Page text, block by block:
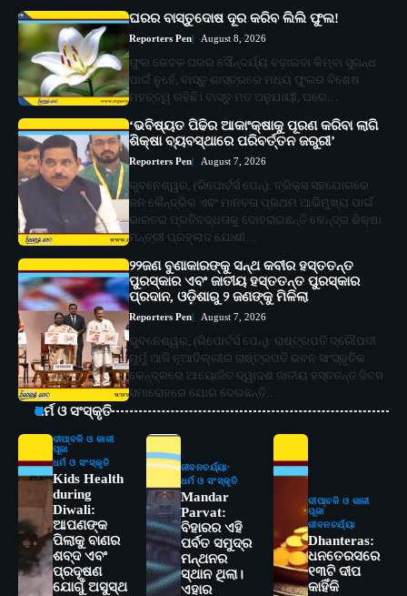
ଘରର ବାସ୍ତୁଦୋଷ ଦୂର କରିବ ଲିଲି ଫୁଲ!
Reporters Pen August 8, 2026
ଫୁଲ କେବଳ ଘରର ସୌନ୍ଦର୍ଯ୍ୟ ବଢ଼ାଇବା କିମ୍ବା ସୁଗନ୍ଧ
ପାଇଁ ନୁହେଁ, ବାସ୍ତୁ ଶାସ୍ତ୍ରରେ ମଧ୍ୟ ଫୁଲର ବିଶେଷ
ମହତ୍ତ୍ୱ ରହିଛି। ବାସ୍ତୁ ମତ ଅନୁଯାୟୀ, ଘରେ…
‘ଭବିଷ୍ୟତ ପିଢିର ଆକାଂକ୍ଷାକୁ ପୂରଣ କରିବା ଲାଗି
ଶିକ୍ଷା ବ୍ୟବସ୍ଥାରେ ପରିବର୍ତ୍ତନ ଜରୁରୀ’
Reporters Pen August 7, 2026
ଭୁବନେଶ୍ୱର, (ରିପୋର୍ଟର୍ସ ପେନ୍‌): ବ୍ରିକ୍ସ ସହଯୋଗରେ
ଜନ କୈନ୍ଦ୍ରିକ ଏବଂ ମାନବତା ପ୍ରଥମ ଆଭିମୁଖ୍ୟ ପାଇଁ
ଭାରତର ପ୍ରତିବଦ୍ଧତାକୁ ଦୋହରାଇଛନ୍ତି କେନ୍ଦ୍ର ଶିକ୍ଷା
ମନ୍ତ୍ରୀ ପ୍ରହ୍ଲାଦ ଯୋଶୀ…
୨୨ଜଣ ବୁଣାକାରଙ୍କୁ ସନ୍ଥ କବୀର ହସ୍ତତନ୍ତ
ପୁରସ୍କାର ଏବଂ ଜାତୀୟ ହସ୍ତତନ୍ତ ପୁରସ୍କାର
ପ୍ରଦାନ, ଓଡ଼ିଶାରୁ ୨ ଜଣଙ୍କୁ ମିଳିଲା
Reporters Pen August 7, 2026
ଭୁବନେଶ୍ୱର, (ରିପୋର୍ଟର୍ସ ପେନ୍‌): ରାଷ୍ଟ୍ରପତି ଦ୍ରୌପଦୀ
ମୁର୍ମୁ ଆଜି ନୂଆଦିଲ୍ଲୀର ରାଷ୍ଟ୍ରପତି ଭବନ ସାଂସ୍କୃତିକ
କେନ୍ଦ୍ରରେ ଆୟୋଜିତ ଦ୍ୱାଦଶ ଜାତୀୟ ହସ୍ତତନ୍ତ ଦିବସ
ସମାରୋହରେ ଯୋଗ ଦେଇଛନ୍ତି…
ଧର୍ମ ଓ ସଂସ୍କୃତି
ଦୀପାବଳି ଓ କାଳୀ
ପୂଜା
ଧର୍ମ ଓ ସଂସ୍କୃତି
Kids Health
during
Diwali:
ଆପଣଙ୍କ
ପିଲାକୁ ବାଣର
ଶବ୍ଦ ଏବଂ
ପ୍ରଦୂଷଣ
ଯୋଗୁଁ ଅସୁସ୍ଥ
ଜୀବନଚର୍ଯ୍ୟା
ଧର୍ମ ଓ ସଂସ୍କୃତି
Mandar
Parvat:
ବିହାରର ଏହି
ପର୍ବତ ସମୁଦ୍ର
ମନ୍ଥନର
ସ୍ଥାନ ଥିଲା।
ଏହାର
ଦୀପାବଳି ଓ କାଳୀ
ପୂଜା
ଜୀବନଚର୍ଯ୍ୟା
Dhanteras:
ଧନତେରସରେ
୧୩ଟି ଦୀପ
କାହିଁକି